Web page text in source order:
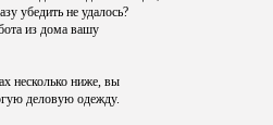
убедить не удалось?
из дома вашу
несколько ниже, вы
деловую одежду.